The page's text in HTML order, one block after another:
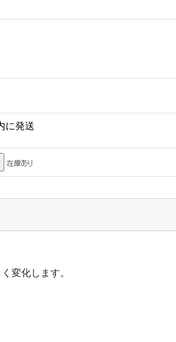
に発送
変化します。